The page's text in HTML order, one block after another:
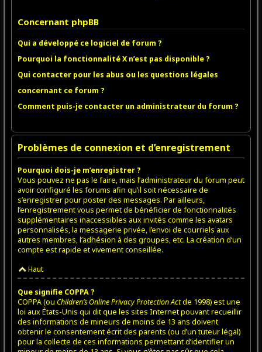
Concernant phpBB
Qui a développé ce logiciel de forum ?
Pourquoi la fonctionnalité X n’est pas disponible ?
Qui contacter pour les abus ou les questions légales
concernant ce forum ?
Comment puis-je contacter un administrateur du forum ?
Problèmes de connexion et d’enregistrement
Pourquoi dois-je m’enregistrer ?
Vous pouvez ne pas le faire, mais l’administrateur du forum peut
avoir configuré les forums afin qu’il soit nécessaire de
s’enregistrer pour poster des messages. Par ailleurs,
l’enregistrement vous permet de bénéficier de fonctionnalités
supplémentaires inaccessibles aux invités comme les avatars
personnalisés, la messagerie privée, l’envoi de courriels aux
autres membres, l’adhésion à des groupes, etc. La création d’un
compte est rapide et vivement conseillée.
Haut
Que signifie COPPA ?
COPPA (ou Children’s Online Privacy Protection Actde 1998) est une
loi aux États-Unis qui dit que les sites Internet pouvant recueillir
des informations de mineurs de moins de 13 ans doivent
obtenir le consentement écrit des parents (ou d’un tuteur légal)
pour la collecte de ces informations permettant d’identifier un